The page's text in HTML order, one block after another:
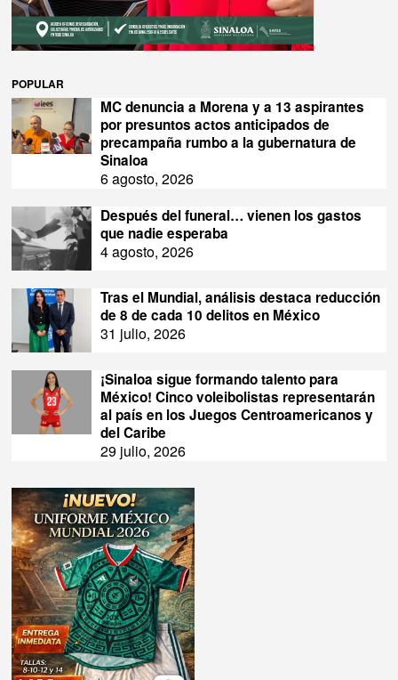
POPULAR
MC denuncia a Morena y a 13 aspirantes
por presuntos actos anticipados de
precampaña rumbo a la gubernatura de
Sinaloa
6 agosto, 2026
Después del funeral… vienen los gastos
que nadie esperaba
4 agosto, 2026
Tras el Mundial, análisis destaca reducción
de 8 de cada 10 delitos en México
31 julio, 2026
¡Sinaloa sigue formando talento para
México! Cinco voleibolistas representarán
al país en los Juegos Centroamericanos y
del Caribe
29 julio, 2026